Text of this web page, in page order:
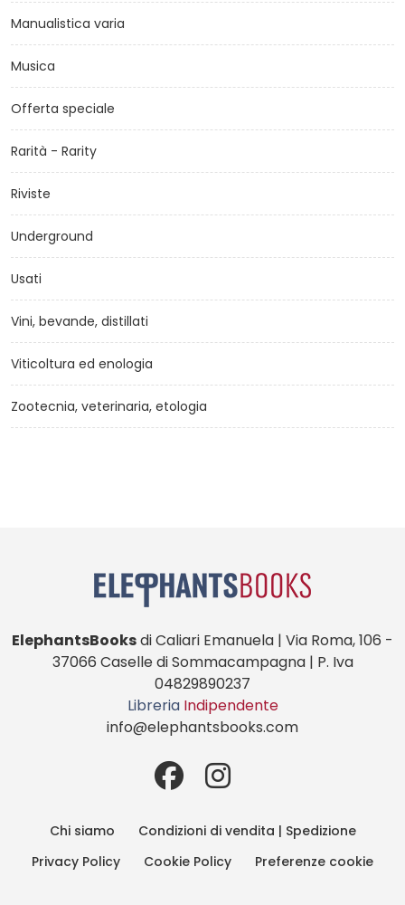
Manualistica varia
Musica
Offerta speciale
Rarità - Rarity
Riviste
Underground
Usati
Vini, bevande, distillati
Viticoltura ed enologia
Zootecnia, veterinaria, etologia
ElephantsBooksdi Caliari Emanuela | Via Roma, 106 -
37066 Caselle di Sommacampagna | P. Iva
04829890237
Libreria Indipendente
info@elephantsbooks.com
Chi siamo
Condizioni di vendita | Spedizione
Privacy Policy
Cookie Policy Preferenze cookie